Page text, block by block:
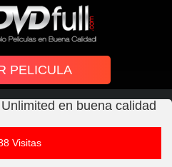
en buena calidad
Visitas